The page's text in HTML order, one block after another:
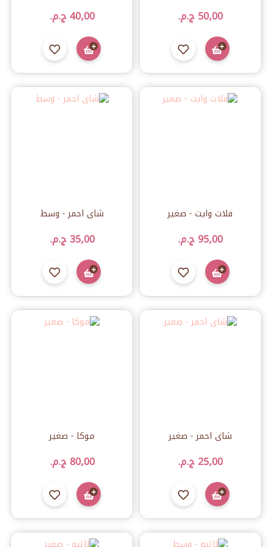
50٫00 ج.م.‏ 40٫00 ج.م.‏
فلات وايت - صغير
95٫00 ج.م.‏
شاى احمر - وسط
35٫00 ج.م.‏
شاى احمر - صغير
25٫00 ج.م.‏
موكا - صغير
80٫00 ج.م.‏